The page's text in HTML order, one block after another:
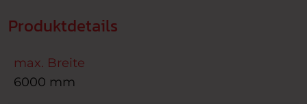
Produktdetails
max. Breite
6000 mm